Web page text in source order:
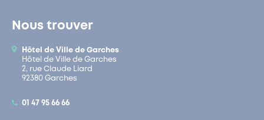
Nous trouver
Hôtel de Ville de Garches
Hôtel de Ville de Garches
2, rue Claude Liard
92380 Garches
01 47 95 66 66